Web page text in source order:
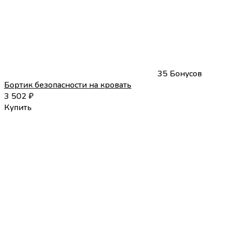
35 Бонусов
Бортик безопасности на кровать
3 502 ₽
Купить